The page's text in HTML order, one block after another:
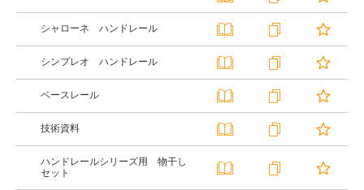
シャローネ ハンドレール
シンプレオ ハンドレール
ベースレール
技術資料
ハンドレールシリーズ用 物干し
セット